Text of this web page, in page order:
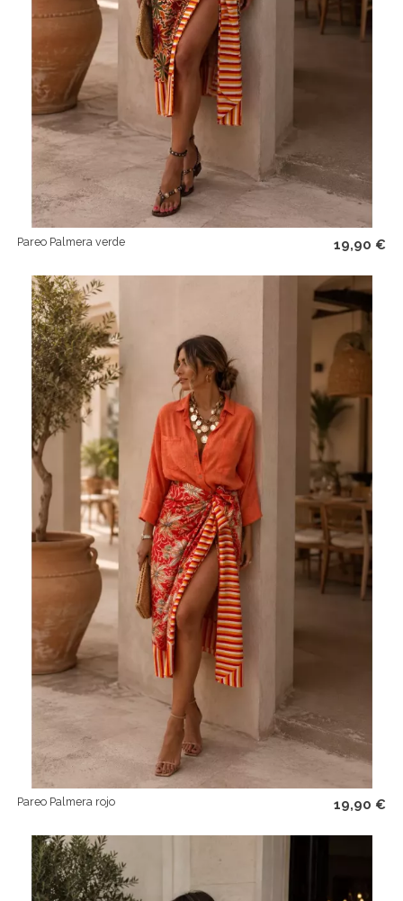
Pareo Palmera verde 19,90 €
Pareo Palmera rojo 19,90 €